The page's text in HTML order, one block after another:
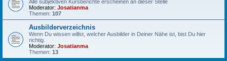
Alle subjektiven Kursberichte erscheinen an dieser Stelle
Moderator: Josatianma
Themen: 107
Ausbilderverzeichnis
Wenn Du wissen willst, welcher Ausbilder in Deiner Nähe ist, bist Du hier
richtig.
Moderator: Josatianma
Themen: 13